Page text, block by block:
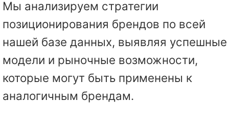
Мы анализируем стратегии
позиционирования брендов по всей
нашей базе данных, выявляя успешные
модели и рыночные возможности,
которые могут быть применены к
аналогичным брендам.